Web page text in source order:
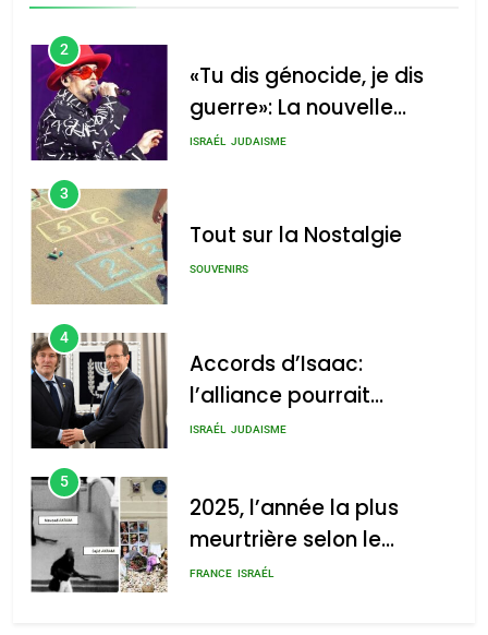
2
«Tu dis génocide, je dis
guerre»: La nouvelle
chanson de Boy George
ISRAÉL JUDAISME
3
Tout sur la Nostalgie
SOUVENIRS
4
Accords d’Isaac:
l’alliance pourrait
s’étendre à 13 pays
ISRAÉL JUDAISME
5
2025, l’année la plus
meurtrière selon le
rapport d’ADL contre
FRANCE ISRAÉL